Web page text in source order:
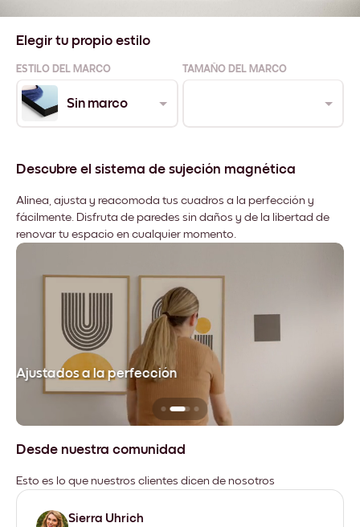
Elegir tu propio estilo
ESTILO DEL MARCO TAMAÑO DEL MARCO
Sin marco
Descubre el sistema de sujeción magnética
Alinea, ajusta y reacomoda tus cuadros a la perfección y
fácilmente. Disfruta de paredes sin daños y de la libertad de
renovar tu espacio en cualquier momento.
Ajustados a la perfección
Desde nuestra comunidad
Esto es lo que nuestros clientes dicen de nosotros
Sierra Uhrich